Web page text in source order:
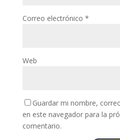
Correo electrónico *
Web
Guardar mi nombre,
en este navegador para la
comentario.